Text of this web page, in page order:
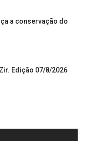
a conservação do
Edição 07/8/2026